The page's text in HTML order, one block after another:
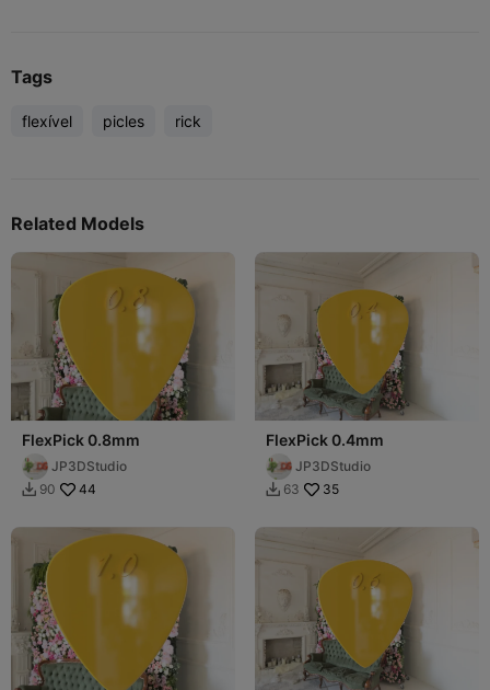
Tags
flexível picles rick
Related Models
FlexPick 0.8mm
JP3DStudio
 90 44
FlexPick 0.4mm
JP3DStudio
 63 35